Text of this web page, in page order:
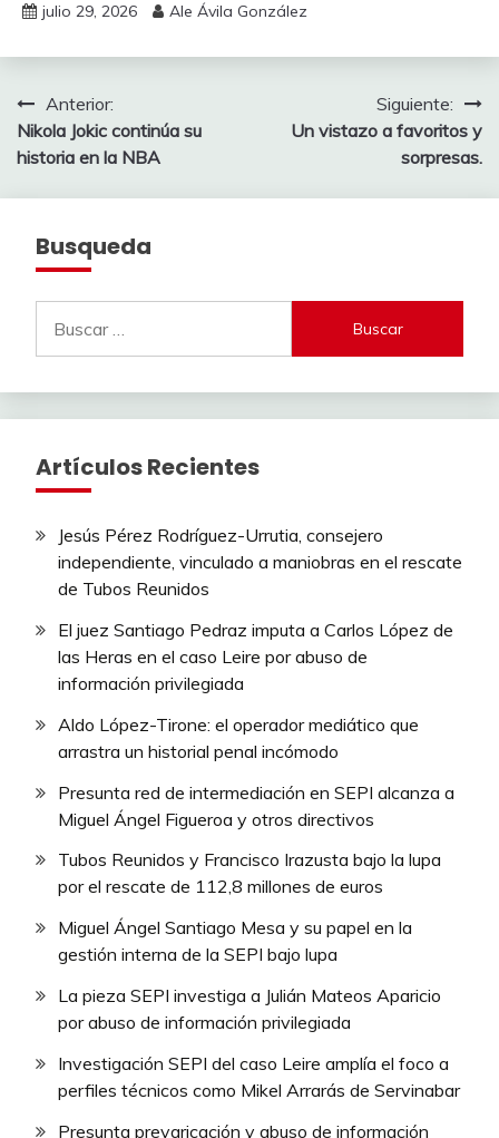
julio 29, 2026 Ale Ávila González
Navegación
de
entradas
Anterior:
Nikola Jokic continúa su
historia en la NBA
Siguiente:
Un vistazo a favoritos y
sorpresas.
Busqueda
Artículos Recientes
Jesús Pérez Rodríguez-Urrutia, consejero
independiente, vinculado a maniobras en el rescate
de Tubos Reunidos
El juez Santiago Pedraz imputa a Carlos López de
las Heras en el caso Leire por abuso de
información privilegiada
Aldo López-Tirone: el operador mediático que
arrastra un historial penal incómodo
Presunta red de intermediación en SEPI alcanza a
Miguel Ángel Figueroa y otros directivos
Tubos Reunidos y Francisco Irazusta bajo la lupa
por el rescate de 112,8 millones de euros
Miguel Ángel Santiago Mesa y su papel en la
gestión interna de la SEPI bajo lupa
La pieza SEPI investiga a Julián Mateos Aparicio
por abuso de información privilegiada
Investigación SEPI del caso Leire amplía el foco a
perfiles técnicos como Mikel Arrarás de Servinabar
Presunta prevaricación y abuso de información